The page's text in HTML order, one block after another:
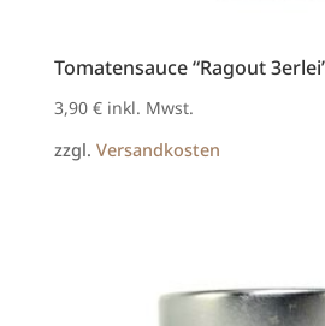
Tomatensauce “Ragout
3,90 € inkl. Mwst.
zzgl. Versandkosten